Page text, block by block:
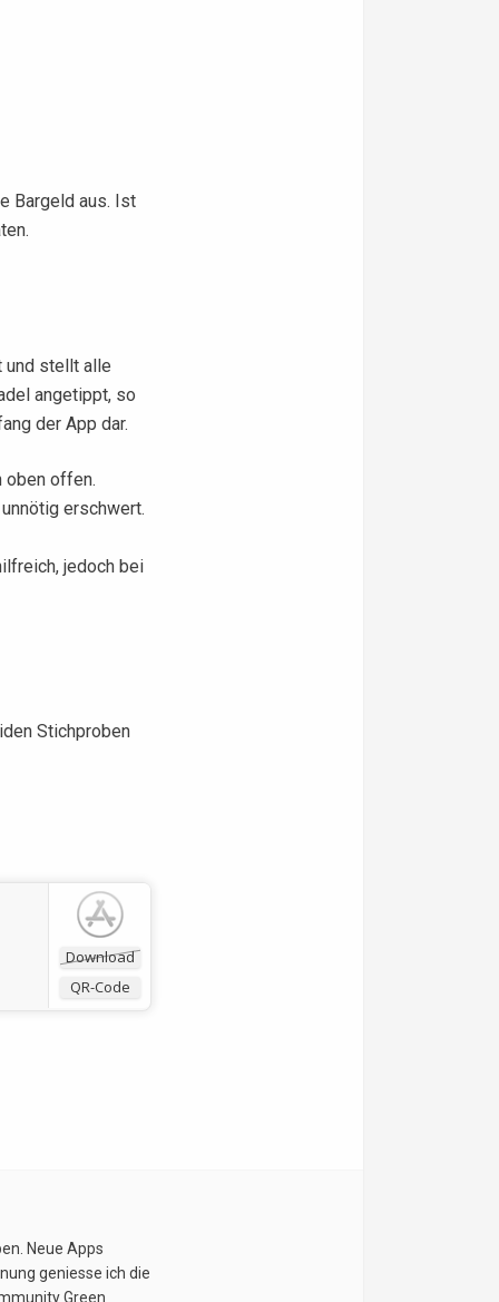
Bargeld aus. Ist
und stellt alle
angetippt, so
der App dar.
oben offen.
erschwert.
jedoch bei
Stichproben
Download
QR-Code
Neue Apps
geniesse ich die
Green